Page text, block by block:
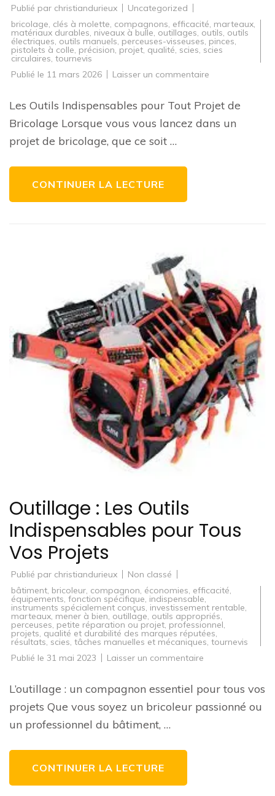
Publié par christiandurieux
Uncategorized
bricolage, clés à molette, compagnons, efficacité, marteaux,
matériaux durables, niveaux à bulle, outillages, outils, outils
électriques, outils manuels, perceuses-visseuses, pinces,
pistolets à colle, précision, projet, qualité, scies, scies
circulaires, tournevis
Publié le 11 mars 2026 Laisser un commentaire
des
Essentiels
pour
Les Outils Indispensables pour Tout Projet de
Bricolage Lorsque vous vous lancez dans un
projet de bricolage, que ce soit …
CONTINUER LA LECTURE
Outillage : Les Outils
Indispensables pour Tous
Vos Projets
Publié par christiandurieux
Non classé
bâtiment, bricoleur, compagnon, économies, efficacité,
équipements, fonction spécifique, indispensable,
instruments spécialement conçus, investissement rentable,
marteaux, mener à bien, outillage, outils appropriés,
perceuses, petite réparation ou projet, professionnel,
projets, qualité et durabilité des marques réputées,
résultats, scies, tâches manuelles et mécaniques, tournevis
Publié le 31 mai 2023 Laisser un commentaire
Outils
Indispensables
pour
L’outillage : un compagnon essentiel pour tous vos
projets Que vous soyez un bricoleur passionné ou
un professionnel du bâtiment, …
CONTINUER LA LECTURE